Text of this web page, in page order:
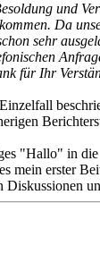
und
Da
sehr
für Ihr
"Hallo" in die
mein erster
Diskussionen